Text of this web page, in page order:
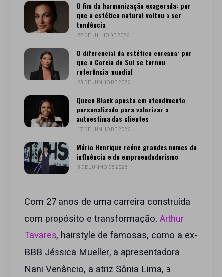
O fim da harmonização exagerada: por
que a estética natural voltou a ser
tendência
22 DE JULHO DE 2026
O diferencial da estética coreana: por
que a Coreia do Sul se tornou
referência mundial
23 DE JUNHO DE 2026
Queen Black aposta em atendimento
personalizado para valorizar a
autoestima das clientes
17 DE JUNHO DE 2026
Mário Henrique reúne grandes nomes da
influência e do empreendedorismo
5 DE JUNHO DE 2026
Com 27 anos de uma carreira construída
com propósito e transformação, Arthur
Tavares, hairstyle de famosas, como a ex-
BBB Jéssica Mueller, a apresentadora
Nani Venâncio, a atriz Sônia Lima, a